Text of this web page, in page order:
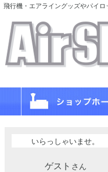
飛行機・エアライングッズやパイロ
いらっしゃいませ。
ゲスト さん